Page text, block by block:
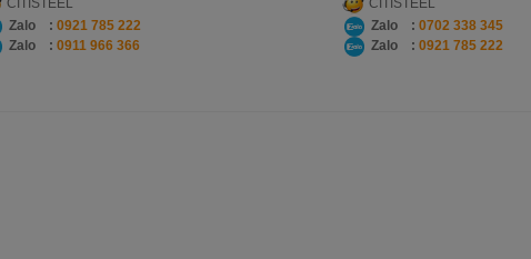
CITISTEEL
Zalo : 0921 785 222
Zalo : 0911 966 366
CITISTEEL
Zalo : 0702 338 345
Zalo : 0921 785 222